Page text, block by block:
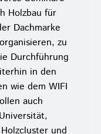
Holzbau für
Dachmarke
zu
Durchführung
in den
wie dem WIFI
auch
und